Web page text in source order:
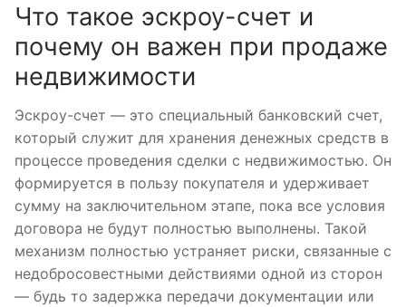
Что такое эскроу-счет и
почему он важен при продаже
недвижимости
Эскроу-счет — это специальный банковский счет,
который служит для хранения денежных средств в
процессе проведения сделки с недвижимостью. Он
формируется в пользу покупателя и удерживает
сумму на заключительном этапе, пока все условия
договора не будут полностью выполнены. Такой
механизм полностью устраняет риски, связанные с
недобросовестными действиями одной из сторон
— будь то задержка передачи документации или